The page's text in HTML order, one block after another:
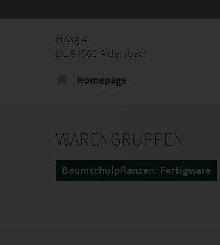
Haag 4
DE 94501 Aldersbach
Homepage
WARENGRUPPEN
Baumschulpflanzen: Fertigware